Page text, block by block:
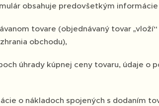
obsahuje predovšetkým informácie
tovare (objednávaný tovar
obchodu),
úhrady kúpnej ceny tovaru, údaje o
o nákladoch spojených s dodaním